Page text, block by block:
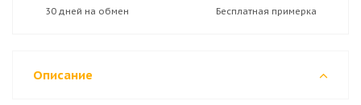
30 дней на обмен Бесплатная примерка
Описание